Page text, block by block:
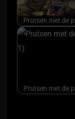
Prutsen met de
Prutsen met de